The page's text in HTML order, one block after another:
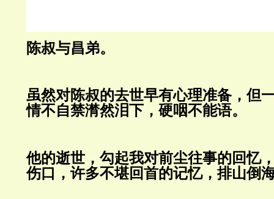
陈叔与昌弟。
虽然对陈叔的去世早有心理准备，但
情不自禁潸然泪下，硬咽不能语。
他的逝世，勾起我对前尘往事的回忆
伤口，许多不堪回首的记忆，排山倒